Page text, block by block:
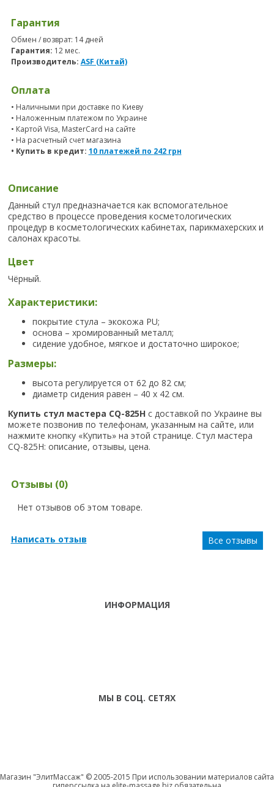
Гарантия
Обмен / возврат: 14 дней
Гарантия: 12 мес.
Производитель: ASF (Китай)
Оплата
• Наличными при доставке по Киеву
• Наложенным платежом по Украине
• Картой Visa, MasterCard на сайте
• На расчетный счет магазина
• Купить в кредит: 10 платежей по 242 грн
Описание
Данный стул предназначается как вспомогательное
средство в процессе проведения косметологических
процедур в косметологических кабинетах, парикмахерских и
салонах красоты.
Цвет
Чёрный.
Характеристики:
покрытие стула – экокожа PU;
основа – хромированный металл;
сидение удобное, мягкое и достаточно широкое;
Размеры:
высота регулируется от 62 до 82 см;
диаметр сидения равен – 40 х 42 см.
Купить cтул мастера СQ-825H с доставкой по Украине вы
можете позвонив по телефонам, указанным на сайте, или
нажмите кнопку «Купить» на этой странице. Стул мастера
СQ-825H: описание, отзывы, цена.
Отзывы (0)
Нет отзывов об этом товаре.
Написать отзыв Все отзывы
ИНФОРМАЦИЯ
МЫ В СОЦ. СЕТЯХ
Магазин "ЭлитМассаж" © 2005-2015 При использовании материалов сайта